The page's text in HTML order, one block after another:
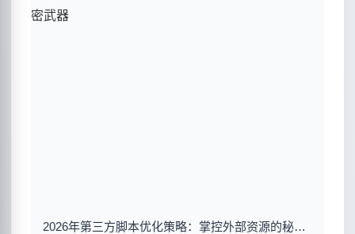
2026年第三方脚本优化策略：掌控外部资源的秘密武器